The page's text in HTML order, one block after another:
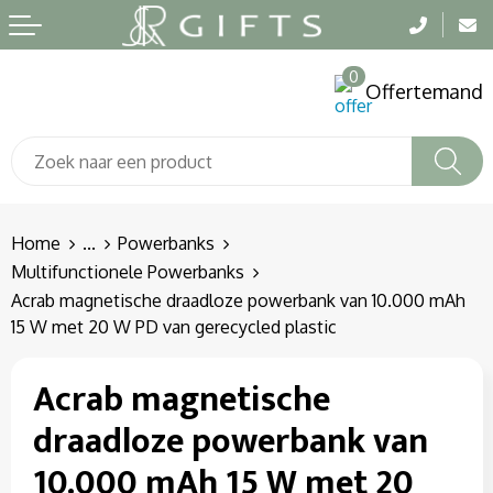
0
Offertemand
Elektronica, Gadgets en USB
Feestartikelen
Huis, Tuin en Keuken
Kantoor en Zakelijk
Broeken en Rokken
Caps, Hoeden en Mutsen
Gezichtsmaskers en mondkapjes
Gilets
Caps, Hoeden en Mutsen
E.H.B.O.
Gereedschap
Gilets
Home ...
Powerbanks
Multifunctionele Powerbanks
Acrab magnetische draadloze powerbank van 10.000 mAh
15 W met 20 W PD van gerecycled plastic
Acrab magnetische
draadloze powerbank van